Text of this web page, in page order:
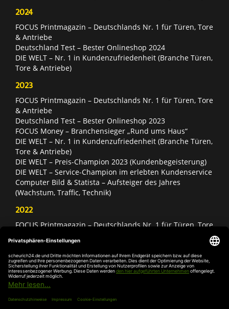
2024
FOCUS Printmagazin – Deutschlands Nr. 1 für Türen, Tore
& Antriebe
Deutschland Test – Bester Onlineshop 2024
DIE WELT – Nr. 1 in Kundenzufriedenheit (Branche Türen,
Tore & Antriebe)
2023
FOCUS Printmagazin – Deutschlands Nr. 1 für Türen, Tore
& Antriebe
Deutschland Test – Bester Onlineshop 2023
FOCUS Money – Branchensieger „Rund ums Haus“
DIE WELT – Nr. 1 in Kundenzufriedenheit (Branche Türen,
Tore & Antriebe)
DIE WELT – Preis-Champion 2023 (Kundenbegeisterung)
DIE WELT – Service-Champion im erlebten Kundenservice
Computer Bild & Statista – Aufsteiger des Jahres
(Wachstum, Traffic, Technik)
2022
FOCUS Printmagazin – Deutschlands Nr. 1 für Türen, Tore
Deutschland Test – Bester Onlineshop 2022
FOCUS Money – Branchensieger „Rund ums Haus“
DIE WELT – Service-Champion im erlebten Kundenservice
DIE WELT – Branchengewinner Gold-Rang (Türen, Tore &
Antriebe)